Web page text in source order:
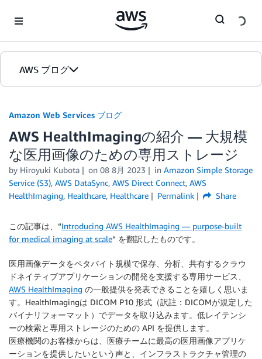
AWS ブログ
カテゴリ
エディション
Amazon Web Services ブログ
AWS HealthImagingの紹介 — 大規模
な医用画像のための専用ストレージ
by Hiroyuki Kubota on 08 8月 2023 in Amazon Simple Storage
Service (S3), AWS DataSync, AWS Direct Connect, AWS
HealthImaging, Healthcare, Healthcare Permalink Share
この記事は、“Introducing AWS HealthImaging — purpose-built
for medical imaging at scale” を翻訳したものです。
医用画像データをペタバイト規模で保存、分析、共有するクラウ
ドネイティブアプリケーションの開発を支援する専用サービス、
AWS HealthImaging の一般提供を発表できることを嬉しく思いま
す。HealthImagingは DICOM P10 形式（訳註：DICOMが規定した
バイナリフォーマット）でデータを取り込みます。低レイテンシ
ーの検索と専用ストレージのための API を提供します。
医療機関のお客様からは、医療チームに最高の医用画像アプリケ
ーションを提供したいという声と、インフラストラクチャ管理の